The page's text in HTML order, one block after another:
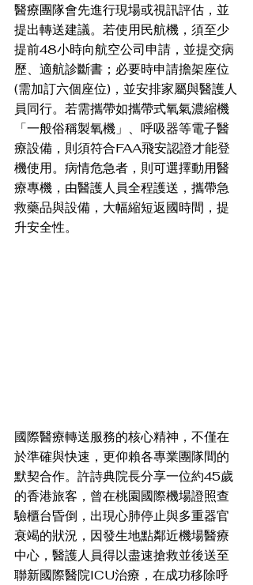
醫療團隊會先進行現場或視訊評估，並
提出轉送建議。若使用民航機，須至少
提前48小時向航空公司申請，並提交病
歷、適航診斷書；必要時申請擔架座位
(需加訂六個座位)，並安排家屬與醫護人
員同行。若需攜帶如攜帶式氧氣濃縮機
「一般俗稱製氧機」、呼吸器等電子醫
療設備，則須符合FAA飛安認證才能登
機使用。病情危急者，則可選擇動用醫
療專機，由醫護人員全程護送，攜帶急
救藥品與設備，大幅縮短返國時間，提
升安全性。
國際醫療轉送服務的核心精神，不僅在
於準確與快速，更仰賴各專業團隊間的
默契合作。許詩典院長分享一位約45歲
的香港旅客，曾在桃園國際機場證照查
驗櫃台昏倒，出現心肺停止與多重器官
衰竭的狀況，因發生地點鄰近機場醫療
中心，醫護人員得以盡速搶救並後送至
聯新國際醫院ICU治療，在成功移除呼